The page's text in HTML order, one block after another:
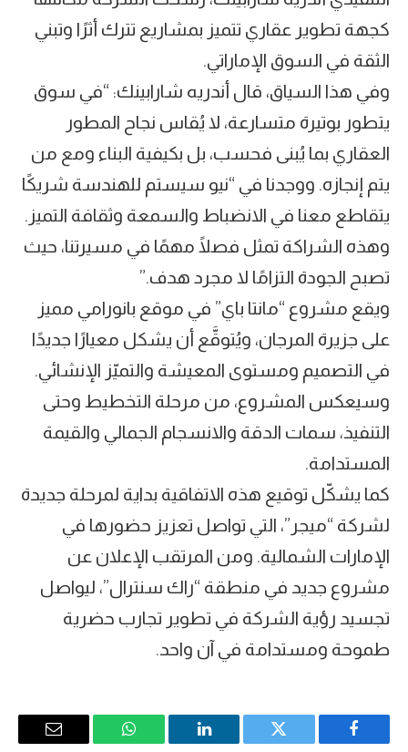
كجهة تطوير عقاري تتميز بمشاريع تترك أثرًا وتبني
الثقة في السوق الإماراتي.
وفي هذا السياق، قال أندريه شارابينك: “في سوق
يتطور بوتيرة متسارعة، لا يُقاس نجاح المطور
العقاري بما يُبنى فحسب، بل بكيفية البناء ومع من
يتم إنجازه. ووجدنا في “نيو سيستم للهندسة شريكًا
يتقاطع معنا في الانضباط والسمعة وثقافة التميز.
وهذه الشراكة تمثل فصلًا مهمًا في مسيرتنا، حيث
تصبح الجودة التزامًا لا مجرد هدف.”
ويقع مشروع “مانتا باي” في موقع بانورامي مميز
على جزيرة المرجان، ويُتوقَّع أن يشكل معيارًا جديدًا
في التصميم ومستوى المعيشة والتميّز الإنشائي.
وسيعكس المشروع، من مرحلة التخطيط وحتى
التنفيذ، سمات الدقة والانسجام الجمالي والقيمة
المستدامة.
كما يشكّل توقيع هذه الاتفاقية بداية لمرحلة جديدة
لشركة “ميجر”، التي تواصل تعزيز حضورها في
الإمارات الشمالية. ومن المرتقب الإعلان عن
مشروع جديد في منطقة “راك سنترال”، ليواصل
تجسيد رؤية الشركة في تطوير تجارب حضرية
طموحة ومستدامة في آن واحد.
Facebook
Twitter
LinkedIn
WhatsApp
Email